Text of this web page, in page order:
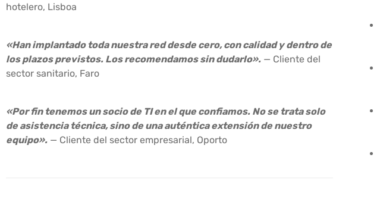
hotelero, Lisboa
«Han implantado toda nuestra red desde cero, con calidad y dentro de
los plazos previstos. Los recomendamos sin dudarlo». — Cliente del
sector sanitario, Faro
«Por fin tenemos un socio de TI en el que confiamos. No se trata solo
de asistencia técnica, sino de una auténtica extensión de nuestro
equipo». — Cliente del sector empresarial, Oporto